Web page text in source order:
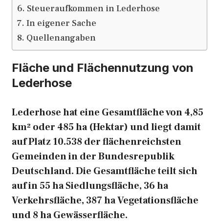
Steueraufkommen in Lederhose
In eigener Sache
Quellenangaben
Fläche und Flächennutzung von
Lederhose
Lederhose hat eine Gesamtfläche von 4,85
km² oder 485 ha (Hektar) und liegt damit
auf Platz 10.538 der flächenreichsten
Gemeinden in der Bundesrepublik
Deutschland. Die Gesamtfläche teilt sich
auf in 55 ha Siedlungsfläche, 36 ha
Verkehrsfläche, 387 ha Vegetationsfläche
und 8 ha Gewässerfläche.